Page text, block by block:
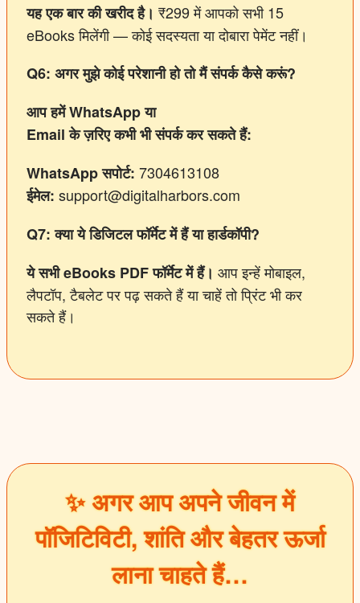
यहएकबारकीखरीदहै। ₹299 में आपको सभी 15
eBooks मिलेंगी — कोई सदस्यता या दोबारा पेमेंट नहीं।
Q6: अगरमुझेकोईपरेशानीहोतोमैंसंपर्ककैसेकरूं?
आपहमें WhatsAppया
Emailकेज़रिएकभीभीसंपर्ककरसकतेहैं:
WhatsAppसपोर्ट: 7304613108
ईमेल: support@digitalharbors.com
Q7:क्यायेडिजिटलफॉर्मेटमेंहैंयाहार्डकॉपी?
येसभी eBooks PDFफॉर्मेटमेंहैं। आप इन्हें मोबाइल,
लैपटॉप, टैबलेट पर पढ़ सकते हैं या चाहें तो प्रिंट भी कर
सकते हैं।
✨ अगर आप अपने जीवन में
पॉजिटिविटी, शांति और बेहतर ऊर्जा
लाना चाहते हैं…